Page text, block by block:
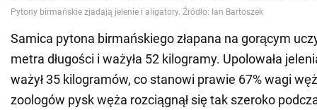
Samica pytona birmańskiego złapana na gorącym
metra długości i ważyła 52 kilogramy. Upolowała
ważył 35 kilogramów, co stanowi prawie 67% wagi
zoologów pysk węża rozciągnął się tak szeroko